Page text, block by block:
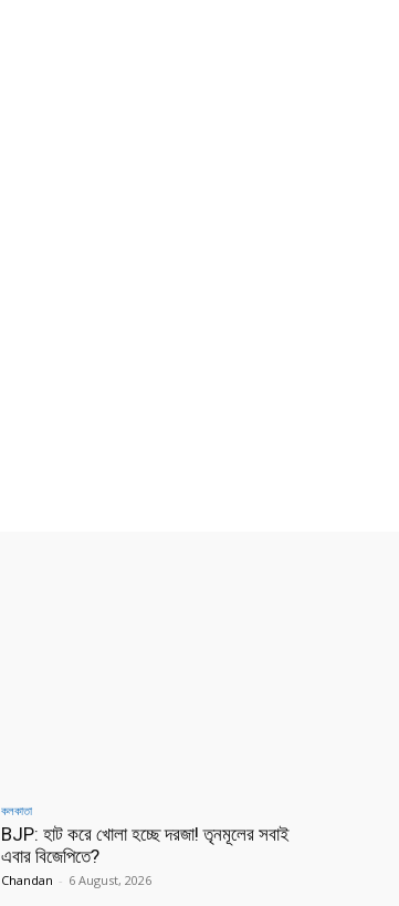
কলকাতা
BJP: হাট করে খোলা হচ্ছে দরজা! তৃনমূলের সবাই
এবার বিজেপিতে?
Chandan - 6 August, 2026